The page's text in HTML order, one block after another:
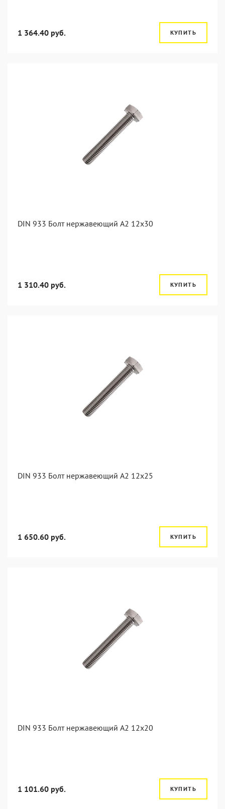
1 364.40 руб. КУПИТЬ
DIN 933 Болт нержавеющий А2 12х30
1 310.40 руб. КУПИТЬ
DIN 933 Болт нержавеющий А2 12х25
1 650.60 руб. КУПИТЬ
DIN 933 Болт нержавеющий А2 12х20
1 101.60 руб. КУПИТЬ